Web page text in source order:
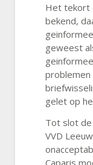
Het tekort
bekend,
geweest
gelet op
Tot slot de
VVD